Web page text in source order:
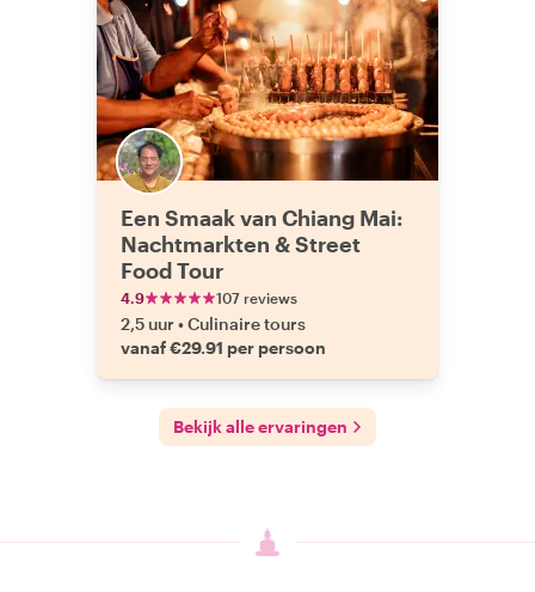
Een Smaak van Chiang Mai:
Nachtmarkten & Street
Food Tour
4.9 107 reviews
2,5 uur •Culinaire tours
vanaf €29.91 per persoon
Bekijk alle ervaringen